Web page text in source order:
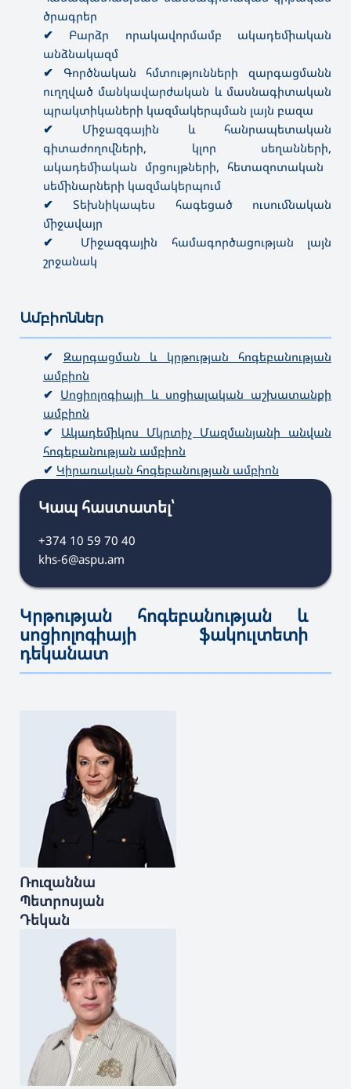
ծրագրեր
✔ Բարձր որակավորմամբ ակադեմիական
անձնակազմ
✔ Գործնական հմտությունների զարգացմանն
ուղղված մանկավարժական և մասնագիտական
պրակտիկաների կազմակերպման լայն բազա
✔ Միջազգային և հանրապետական
գիտաժողովների, կլոր սեղանների,
ակադեմիական մրցույթների, հետազոտական ​​
սեմինարների կազմակերպում
✔Տեխնիկապես հագեցած ուսումնական
միջավայր
✔ Միջազգային համագործացության լայն
շրջանակ
Ամբիոններ
✔ Զարգացման և կրթության հոգեբանության
ամբիոն
✔ Սոցիոլոգիայի և սոցիալական աշխատանքի
ամբիոն
✔ Ակադեմիկոս Մկրտիչ Մազմանյանի անվան
հոգեբանության ամբիոն
✔ Կիրառական հոգեբանության ամբիոն
Կապ հաստատել՝
+374 10 59 70 40
khs-6@aspu.am
Կրթության հոգեբանության և
սոցիոլոգիայի ֆակուլտետի
դեկանատ
Ռուզաննա
Պետրոսյան
Դեկան